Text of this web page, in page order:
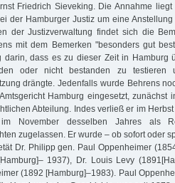
Friedrich Sieveking. Die Annahme
der Hamburger Justiz um eine
der Justizverwaltung findet sich die
mit dem Bemerken "besonders gut
darin, dass es zu dieser Zeit in Hamburg
oder nicht bestanden zu
drängte. Jedenfalls wurde Behrens
Hamburg eingesetzt, zunächst
Abteilung. Indes verließ er im
November desselben Jahres als
zugelassen. Er wurde – ob sofort oder
Dr. Philipp gen. Paul Oppenheimer
1937), Dr. Louis Levy
(1892 [Hamburg]–1983). Paul